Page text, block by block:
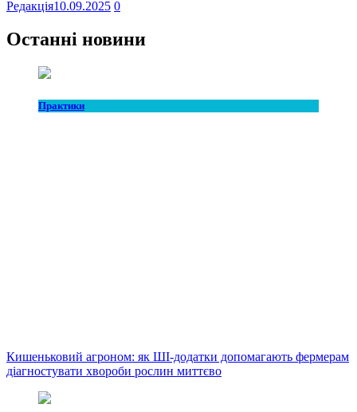
Редакція10.09.2025 0
Останні новини
Практики
Кишеньковий агроном: як ШІ-додатки допомагають фермерам
діагностувати хвороби рослин миттєво